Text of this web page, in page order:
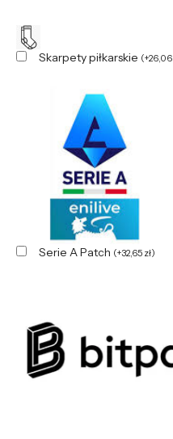
Skarpety piłkarskie (+26,06
Serie A Patch (+32,65 zł)